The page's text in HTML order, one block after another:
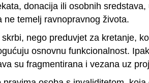
donacija ili osobnih
temelj ravnopravnog života.
nego preduvjet za kretanje,
osnovnu funkcionalnost.
su fragmentirana i vezana uz